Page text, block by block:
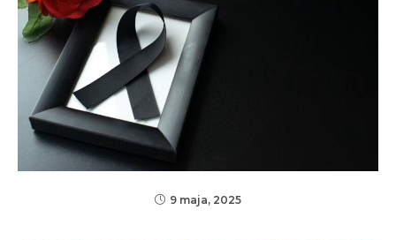
9 maja, 2025